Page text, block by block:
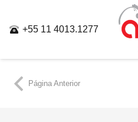
+55 11 4013.1277
Página Anterior